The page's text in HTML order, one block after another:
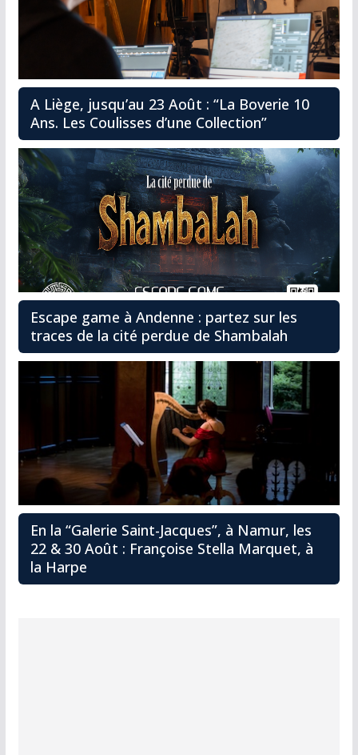
A Liège, jusqu’au 23 Août : “La Boverie 10
Ans. Les Coulisses d’une Collection”
Escape game à Andenne : partez sur les
traces de la cité perdue de Shambalah
En la “Galerie Saint-Jacques”, à Namur, les
22 & 30 Août : Françoise Stella Marquet, à
la Harpe